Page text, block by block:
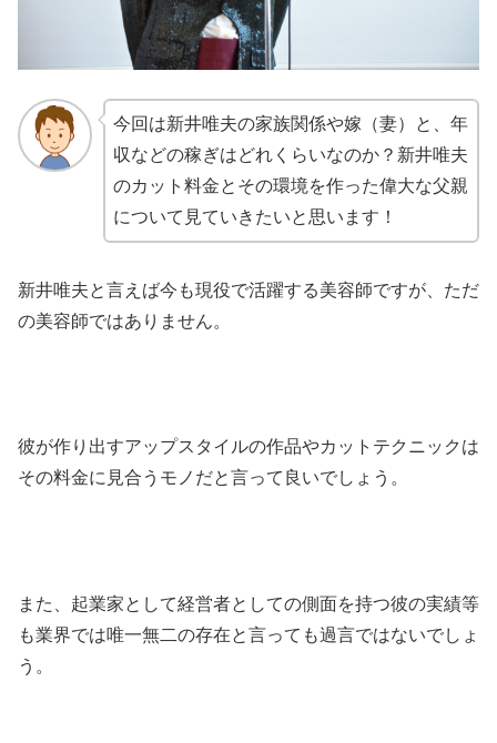
今回は新井唯夫の家族関係や嫁（妻）と、年
収などの稼ぎはどれくらいなのか？新井唯夫
のカット料金とその環境を作った偉大な父親
について見ていきたいと思います！
新井唯夫と言えば今も現役で活躍する美容師ですが、ただ
の美容師ではありません。
彼が作り出すアップスタイルの作品やカットテクニックは
その料金に見合うモノだと言って良いでしょう。
また、起業家として経営者としての側面を持つ彼の実績等
も業界では唯一無二の存在と言っても過言ではないでしょ
う。